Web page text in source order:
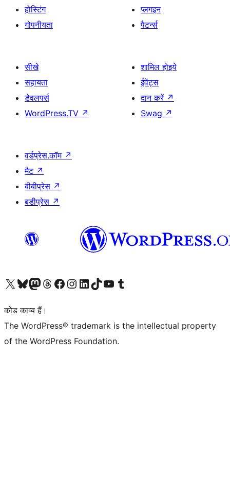
होस्टिंग
गोपनीयता
प्लगइन
पैटर्न्स
सीखे
सहायता
डेवलपर्स
WordPress.TV ↗
शामिल होइये
ईवेंट्स
दान करें ↗
Swag ↗
वर्डप्रेस.कॉम ↗
मैट ↗
बीबीप्रेस ↗
बडीप्रेस ↗
Visit our X (formerly Twitter) account
हमारे बलुस्की खाते पर जाएँVisit our Mastodon account
हमारे थ्रेड्स अकाउंट पर जाएंहमारे फेसबुक पेज पर जाएँहमारे इंस्टाग्राम अकाउंट पर जाएंहमारे लिंक्डइन खाते पर जाएँहमारे टिकटॉक खाते पर जाएँहमारे यूट्यूब चैनल पर जाएंहमारे Tumblr खाते पर जाएँ
कोड काव्य हैं।
The WordPress® trademark is the intellectual property
of the WordPress Foundation.